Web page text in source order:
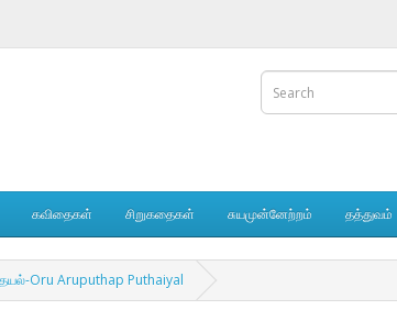
கவிதைகள் சிறுகதைகள் சுயமுன்னேற்றம் தத்துவம்
Oru Aruputhap Puthaiyal